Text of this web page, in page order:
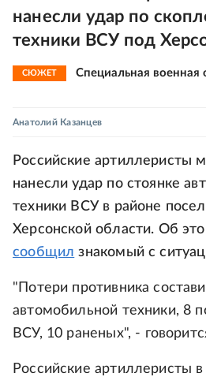
нанесли удар по
техники ВСУ под
СЮЖЕТ Специальная военная
Анатолий Казанцев
Российские артиллеристы
нанесли удар по стоянке
техники ВСУ в районе
Херсонской области. Об
сообщил знакомый с
"Потери противника
автомобильной техники, 8
ВСУ, 10 раненых", -
Российские артиллеристы